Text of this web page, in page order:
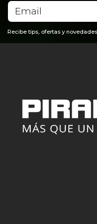
Recibe tips, ofertas y